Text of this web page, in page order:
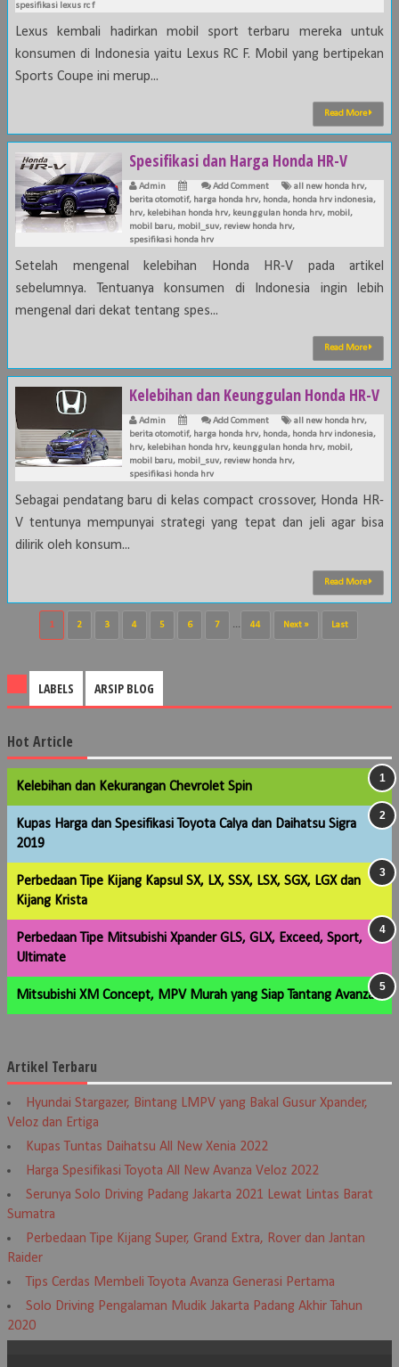
spesifikasi lexus rc f
Lexus kembali hadirkan mobil sport terbaru mereka untuk
konsumen di Indonesia yaitu Lexus RC F. Mobil yang bertipekan
Sports Coupe ini merup...
Read More
Spesifikasi dan Harga Honda HR-V
Admin Add Comment all new honda hrv,
berita otomotif, harga honda hrv, honda, honda hrv indonesia,
hrv, kelebihan honda hrv, keunggulan honda hrv, mobil ,
mobil baru, mobil_suv, review honda hrv,
spesifikasi honda hrv
Setelah mengenal kelebihan Honda HR-V pada artikel
sebelumnya. Tentuanya konsumen di Indonesia ingin lebih
mengenal dari dekat tentang spes...
Read More
Kelebihan dan Keunggulan Honda HR-V
Admin Add Comment all new honda hrv,
berita otomotif, harga honda hrv, honda, honda hrv indonesia,
hrv, kelebihan honda hrv, keunggulan honda hrv, mobil ,
mobil baru, mobil_suv, review honda hrv,
spesifikasi honda hrv
Sebagai pendatang baru di kelas compact crossover, Honda HR-
V tentunya mempunyai strategi yang tepat dan jeli agar bisa
dilirik oleh konsum...
Read More
1 2 3 4 5 6 7 ... 44 Next » Last
LABELS ARSIP BLOG
Hot Article
Kelebihan dan Kekurangan Chevrolet Spin
Kupas Harga dan Spesifikasi Toyota Calya dan Daihatsu Sigra
2019
Perbedaan Tipe Kijang Kapsul SX, LX, SSX, LSX, SGX, LGX dan
Kijang Krista
Perbedaan Tipe Mitsubishi Xpander GLS, GLX, Exceed, Sport,
Ultimate
Mitsubishi XM Concept, MPV Murah yang Siap Tantang Avanza
Artikel Terbaru
Hyundai Stargazer, Bintang LMPV yang Bakal Gusur Xpander,
Veloz dan Ertiga
Kupas Tuntas Daihatsu All New Xenia 2022
Harga Spesifikasi Toyota All New Avanza Veloz 2022
Serunya Solo Driving Padang Jakarta 2021 Lewat Lintas Barat
Sumatra
Perbedaan Tipe Kijang Super, Grand Extra, Rover dan Jantan
Raider
Tips Cerdas Membeli Toyota Avanza Generasi Pertama
Solo Driving Pengalaman Mudik Jakarta Padang Akhir Tahun
2020